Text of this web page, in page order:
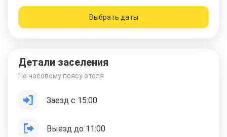
Выбрать даты
Детали заселения
По часовому поясу отеля
Заезд с 15:00
Выезд до 11:00